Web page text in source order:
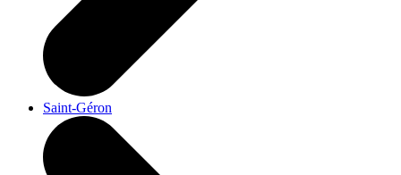
Saint-Géron